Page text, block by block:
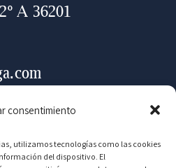
consentimiento
utilizamos tecnologías como las cookies
del dispositivo. El
A 36201